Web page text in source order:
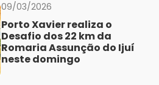
09/03/2026
Porto Xavier realiza o
Desafio dos 22 km da
Romaria Assunção do Ijuí
neste domingo